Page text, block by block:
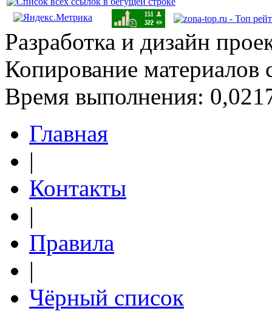
Разработка и дизайн
Копирование материалов
Время выполнения:
Главная
|
Контакты
|
Правила
|
Чёрный список